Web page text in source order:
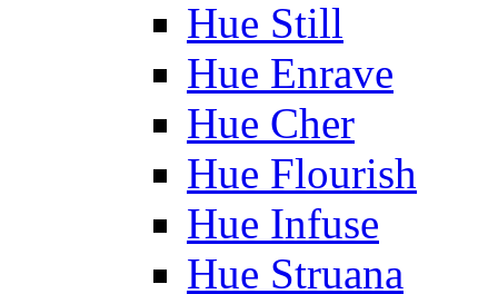
Hue Still
Hue Enrave
Hue Cher
Hue Flourish
Hue Infuse
Hue Struana